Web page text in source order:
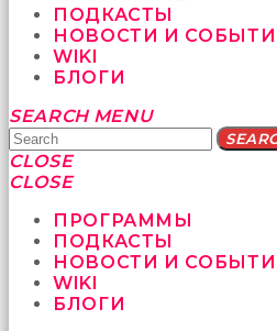
ПОДКАСТЫ
НОВОСТИ И
WIKI
БЛОГИ
Yatağa
bile
geçmeye
fırsat
sikici
kocalar
güzel
karıları
SEARCH MENU
CLOSE
CLOSE
ПРОГРАММЫ
ПОДКАСТЫ
НОВОСТИ И
WIKI
БЛОГИ